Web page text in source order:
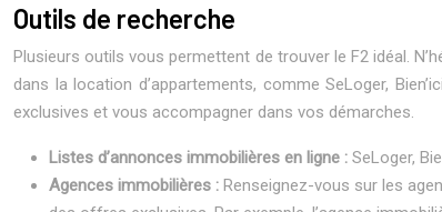
Outils de recherche
Plusieurs outils vous permettent de trouver le F2 idéal.
dans la location d’appartements, comme SeLoger,
exclusives et vous accompagner dans vos démarches.
Listes d’annonces immobilières en ligne : SeLoger,
Agences immobilières : Renseignez-vous sur les